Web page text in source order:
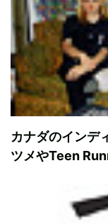
カナダのインデ
ツメやTeen